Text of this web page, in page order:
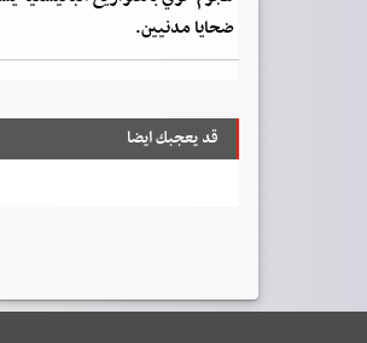
ضحايا مدنيين.
قد يعجبك ايضا